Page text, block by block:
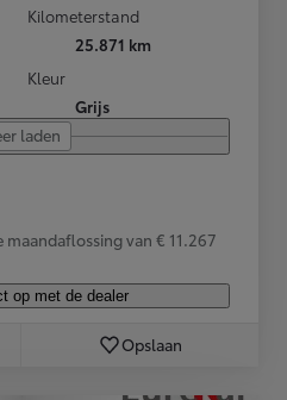
Kilometerstand
25.871 km
Kleur
Grijs
laden
van € 11.267
op met de dealer
Opslaan